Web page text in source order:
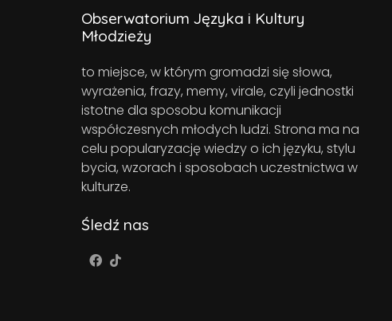
Obserwatorium Języka i Kultury
Młodzieży
to miejsce, w którym gromadzi się słowa,
wyrażenia, frazy, memy, virale, czyli jednostki
istotne dla sposobu komunikacji
współczesnych młodych ludzi. Strona ma na
celu popularyzację wiedzy o ich języku, stylu
bycia, wzorach i sposobach uczestnictwa w
kulturze.
Śledź nas